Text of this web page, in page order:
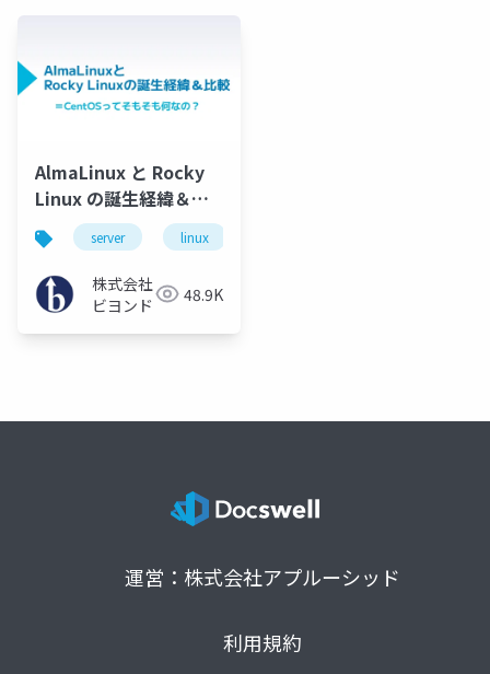
AlmaLinux と Rocky
Linux の誕生経緯＆比
較
server linux
株式会社
ビヨンド
48.9K
運営：株式会社アプルーシッド
利用規約